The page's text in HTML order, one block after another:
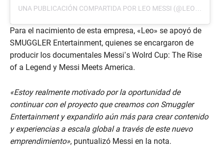
UNA PUBLICACIÓN COMPARTIDA POR LEO MESSI (@LEOMESSI)
Para el nacimiento de esta empresa, «Leo» se apoyó de
SMUGGLER Entertainment, quienes se encargaron de
producir los documentales Messi’s Wolrd Cup: The Rise
of a Legend y Messi Meets America.
«Estoy realmente motivado por la oportunidad de
continuar con el proyecto que creamos con Smuggler
Entertainment y expandirlo aún más para crear contenido
y experiencias a escala global a través de este nuevo
emprendimiento», puntualizó Messi en la nota.